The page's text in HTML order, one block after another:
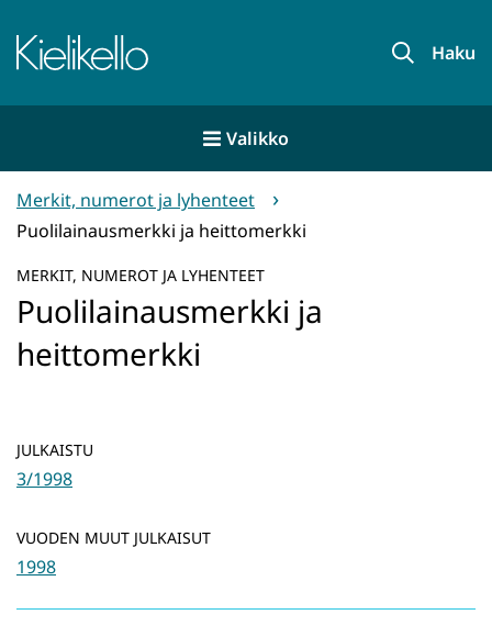
sisältöön
Etusivu Haku
Valikko
Merkit, numerot ja lyhenteet
Puolilainausmerkki ja heittomerkki
MERKIT, NUMEROT JA LYHENTEET
Puolilainausmerkki ja
heittomerkki
JULKAISTU
3/1998
VUODEN MUUT JULKAISUT
1998